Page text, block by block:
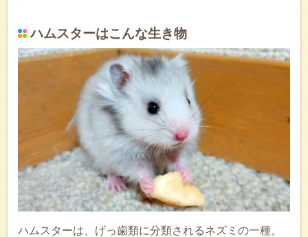
ハムスターはこんな生き物
ハムスターは、げっ歯類に分類されるネズミの一種。